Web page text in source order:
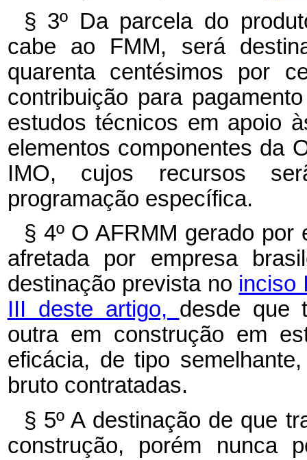
§ 3º Da parcela do
cabe ao FMM, será
quarenta centésimos por
contribuição para
estudos técnicos em apoio
elementos componentes da
IMO, cujos recursos
programação específica.
§ 4º O AFRMM gerado por
afretada por empresa
destinação prevista no inciso
III deste artigo, desde que
outra em construção em
eficácia, de tipo
bruto contratadas.
§ 5ºA destinação de que
construção, porém nunca